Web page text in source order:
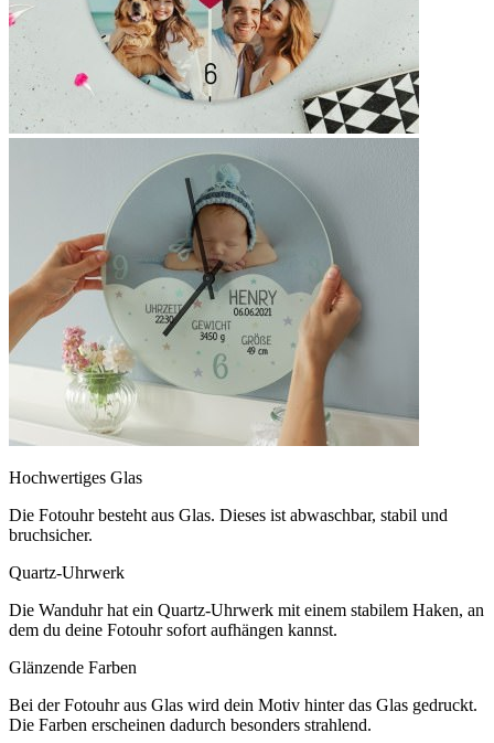
Hochwertiges Glas
Die Fotouhr besteht aus Glas. Dieses ist abwaschbar, stabil und
bruchsicher.
Quartz-Uhrwerk
Die Wanduhr hat ein Quartz-Uhrwerk mit einem stabilem Haken, an
dem du deine Fotouhr sofort aufhängen kannst.
Glänzende Farben
Bei der Fotouhr aus Glas wird dein Motiv hinter das Glas gedruckt.
Die Farben erscheinen dadurch besonders strahlend.